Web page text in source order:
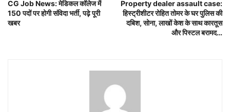
CG Job News: मेडिकल कॉलेज में
150 पदों पर होगी संविदा भर्ती, पढ़े पूरी
खबर
Property dealer assault case:
हिस्ट्रीशीटर रोहित तोमर के घर पुलिस की
दबिश, सोना, लाखों केश के साथ कारतूस
और पिस्टल बरामद…